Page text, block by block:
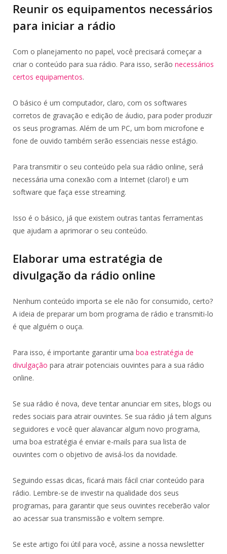
Reunir os equipamentos necessários
para iniciar a rádio
Com o planejamento no papel, você precisará começar a
criar o conteúdo para sua rádio. Para isso, serão necessários
certos equipamentos.
O básico é um computador, claro, com os softwares
corretos de gravação e edição de áudio, para poder produzir
os seus programas. Além de um PC, um bom microfone e
fone de ouvido também serão essenciais nesse estágio.
Para transmitir o seu conteúdo pela sua rádio online, será
necessária uma conexão com a Internet (claro!) e um
software que faça esse streaming.
Isso é o básico, já que existem outras tantas ferramentas
que ajudam a aprimorar o seu conteúdo.
Elaborar uma estratégia de
divulgação da rádio online
Nenhum conteúdo importa se ele não for consumido, certo?
A ideia de preparar um bom programa de rádio e transmiti-lo
é que alguém o ouça.
Para isso, é importante garantir uma boa estratégia de
divulgação para atrair potenciais ouvintes para a sua rádio
online.
Se sua rádio é nova, deve tentar anunciar em sites, blogs ou
redes sociais para atrair ouvintes. Se sua rádio já tem alguns
seguidores e você quer alavancar algum novo programa,
uma boa estratégia é enviar e-mails para sua lista de
ouvintes com o objetivo de avisá-los da novidade.
Seguindo essas dicas, ficará mais fácil criar conteúdo para
rádio. Lembre-se de investir na qualidade dos seus
programas, para garantir que seus ouvintes receberão valor
ao acessar sua transmissão e voltem sempre.
Se este artigo foi útil para você, assine a nossa newsletter